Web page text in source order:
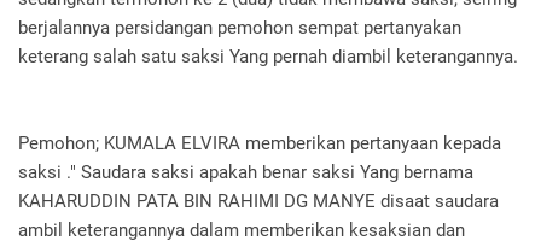
berjalannya persidangan pemohon sempat pertanyakan
keterang salah satu saksi Yang pernah diambil keterangannya.
Pemohon; KUMALA ELVIRA memberikan pertanyaan kepada
saksi ." Saudara saksi apakah benar saksi Yang bernama
KAHARUDDIN PATA BIN RAHIMI DG MANYE disaat saudara
ambil keterangannya dalam memberikan kesaksian dan